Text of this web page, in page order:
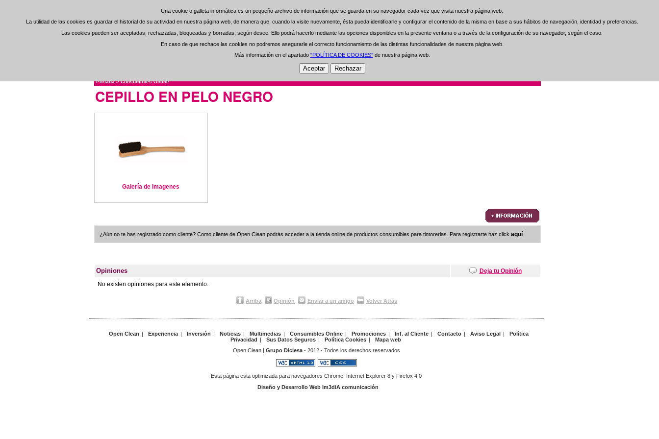
Una cookie o galleta informática es un pequeño archivo de información que se guarda en su navegador cada vez que visita nuestra página web.
La utilidad de las cookies es guardar el historial de su actividad en nuestra página web, de manera que, cuando la visite nuevamente, ésta pueda identificarle y configurar el contenido de la misma en base a sus hábitos de navegación, identidad y preferencias.
Las cookies pueden ser aceptadas, rechazadas, bloqueadas y borradas, según desee. Ello podrá hacerlo mediante las opciones disponibles en la presente ventana o a través de la configuración de su navegador, según el caso.
En caso de que rechace las cookies no podremos asegurarle el correcto funcionamiento de las distintas funcionalidades de nuestra página web.
Más información en el apartado “POLÍTICA DE COOKIES”de nuestra página web.
Una cookie o galleta informática es un pequeño archivo de información que se guarda en su navegador cada vez que visita nuestra página web.
La utilidad de las cookies es guardar el historial de su actividad en nuestra página web, de manera que, cuando la visite nuevamente, ésta pueda identificarle y configurar el contenido de la misma en base a sus hábitos de navegación, identidad y preferencias.
Las cookies pueden ser aceptadas, rechazadas, bloqueadas y borradas, según desee. Ello podrá hacerlo mediante las opciones disponibles en la presente ventana o a través de la configuración de su navegador, según el caso.
En caso de que rechace las cookies no podremos asegurarle el correcto funcionamiento de las distintas funcionalidades de nuestra página web.
Más información en el apartado “POLÍTICA DE COOKIES”de nuestra página web.
Experiencia
Portada>Consumibles Online
CEPILLO EN PELO NEGRO
Galería de Imagenes
¿Aún no te has registrado como cliente? Como cliente de Open Clean podrás acceder a la tienda online de productos consumibles para tintorerias. Para registrarte haz click aquí
Opiniones
Deja tu Opinión
No existen opiniones para este elemento.
Arriba Opinión Enviar a un amigo Volver Atrás
0 Artículos Seleccionados
Open Clean | Experiencia | Inversión | Noticias | Multimedias | Consumibles Online | Promociones | Inf. al Cliente | Contacto | Aviso Legal |
Política
Privacidad | Sus Datos Seguros | Política Cookies |
Mapa web
Open Clean | Grupo Diclesa- 2012 - Todos los derechos reservados
Esta página esta optimizada para navegadores Chrome, Internet Explorer 8 y Firefox 4.0
Diseño y Desarrollo Web Im3diA comunicación